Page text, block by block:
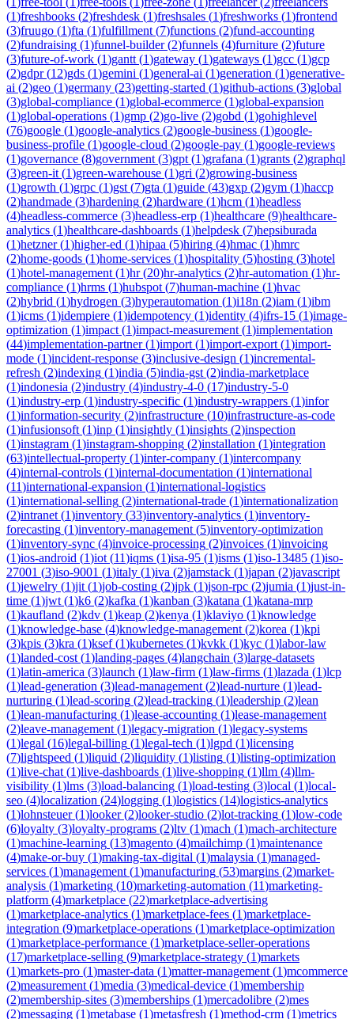
(1)freshbooks (2)freshdesk (1)freshsales (1)freshworks (1)frontend
(3)fruugo (1)fta (1)fulfillment (7)functions (2)fund-accounting
(2)fundraising (1)funnel-builder(2)funnels (4)furniture (2)future
(3)future-of-work (1)gantt (1)gateway (1)gateways (1)gcc (1)gcp
(2)gdpr(12)gds (1)gemini (1)general-ai (1)generation (1)generative-
ai (2)geo (1)germany (23)getting-started (1)github-actions (3)global
(3)global-compliance (1)global-ecommerce (1)global-expansion
(1)global-operations (1)gmp (2)go-live (2)gobd (1)gohighlevel
(76)google (1)google-analytics (2)google-business (1)google-
business-profile (1)google-cloud (2)google-pay (1)google-reviews
(1)governance (8)government (3)gpt (1)grafana (1)grants (2)graphql
(3)green-it (1)green-warehouse (1)gri (2)growing-business
(1)growth (1)grpc (1)gst (7)gta (1)guide (43)gxp (2)gym (1)haccp
(2)handmade (3)hardening (2)hardware (1)hcm (1)headless
(4)headless-commerce (3)headless-erp (1)healthcare (9)healthcare-
analytics (1)healthcare-dashboards (1)helpdesk (7)hepsiburada
(1)hetzner(1)higher-ed (1)hipaa (5)hiring (4)hmac (1)hmrc
(2)home-goods (1)home-services (1)hospitality (5)hosting (3)hotel
(1)hotel-management (1)hr(20)hr-analytics (2)hr-automation (1)hr-
compliance (1)hrms (1)hubspot (7)human-machine (1)hvac
(2)hybrid (1)hydrogen (3)hyperautomation (1)i18n (2)iam (1)ibm
(1)icms (1)idempiere (1)idempotency (1)identity (4)ifrs-15 (1)image-
optimization (1)impact (1)impact-measurement (1)implementation
(44)implementation-partner(1)import (1)import-export (1)import-
mode (1)incident-response (3)inclusive-design (1)incremental-
refresh (2)indexing (1)india (5)india-gst (2)india-marketplace
(1)indonesia (2)industry (4)industry-4-0 (17)industry-5-0
(1)industry-erp (1)industry-specific (1)industry-wrappers (1)infor
(1)information-security (2)infrastructure (10)infrastructure-as-code
(1)infusionsoft (1)inp (1)insightly (1)insights (2)inspection
(1)instagram (1)instagram-shopping (2)installation (1)integration
(63)intellectual-property (1)inter-company (1)intercompany
(4)internal-controls (1)internal-documentation (1)international
(11)international-expansion (1)international-logistics
(1)international-selling (2)international-trade (1)internationalization
(2)intranet (1)inventory (33)inventory-analytics (1)inventory-
forecasting (1)inventory-management (5)inventory-optimization
(1)inventory-sync (4)invoice-processing (2)invoices (1)invoicing
(1)ios-android (1)iot (11)iqms (1)isa-95 (1)isms (1)iso-13485 (1)iso-
27001 (3)iso-9001 (1)italy (1)iva (2)jamstack (1)japan (2)javascript
(1)jewelry (1)jit (1)job-costing (2)jpk (1)json-rpc (2)jumia (1)just-in-
time (1)jwt (1)k6 (2)kafka (1)kanban (3)katana (1)katana-mrp
(1)kaufland (2)kdv (1)keap (2)kenya (1)klaviyo (1)knowledge
(1)knowledge-base (4)knowledge-management (2)korea (1)kpi
(3)kpis (3)kra (1)ksef(1)kubernetes (1)kvkk (1)kyc (1)labor-law
(1)landed-cost (1)landing-pages (4)langchain (3)large-datasets
(1)latin-america (3)launch (1)law-firm (1)law-firms (1)lazada (1)lcp
(1)lead-generation (3)lead-management (2)lead-nurture (1)lead-
nurturing (1)lead-scoring (2)lead-tracking (1)leadership (2)lean
(1)lean-manufacturing (1)lease-accounting (1)lease-management
(2)leave-management (1)legacy-migration (1)legacy-systems
(1)legal (16)legal-billing (1)legal-tech (1)lgpd (1)licensing
(7)lightspeed (1)liquid (2)liquidity (1)listing (1)listing-optimization
(1)live-chat (1)live-dashboards (1)live-shopping (1)llm (4)llm-
visibility (1)lms (3)load-balancing (1)load-testing (3)local (1)local-
seo (4)localization (24)logging (1)logistics (14)logistics-analytics
(1)lohnsteuer(1)looker(2)looker-studio (2)lot-tracking (1)low-code
(6)loyalty (3)loyalty-programs (2)ltv (1)mach (1)mach-architecture
(1)machine-learning (13)magento (4)mailchimp (1)maintenance
(4)make-or-buy (1)making-tax-digital (1)malaysia (1)managed-
services (1)management (1)manufacturing (53)margins (2)market-
analysis (1)marketing (10)marketing-automation (11)marketing-
platform (4)marketplace (22)marketplace-advertising
(1)marketplace-analytics (1)marketplace-fees (1)marketplace-
integration (9)marketplace-operations (1)marketplace-optimization
(1)marketplace-performance (1)marketplace-seller-operations
(17)marketplace-selling (9)marketplace-strategy (1)markets
(1)markets-pro (1)master-data (1)matter-management (1)mcommerce
(2)measurement (1)media (3)medical-device (1)membership
(2)membership-sites (3)memberships (1)mercadolibre (2)mes
(2)messaging (1)metabase (1)metasfresh (1)method-crm (1)metrics